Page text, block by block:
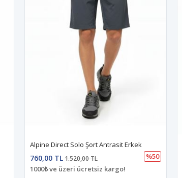
Alpine Direct Solo Şort Antrasit Erkek
760,00 TL1.520,00 TL
%50
1000₺ ve üzeri ücretsiz kargo!